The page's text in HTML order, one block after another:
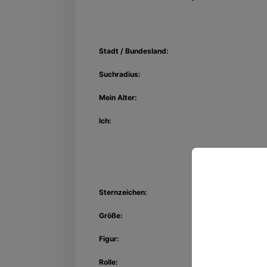
Stadt / Bundesland:
Suchradius:
Mein Alter:
Ich:
Sternzeichen:
Größe:
Figur:
Rolle: